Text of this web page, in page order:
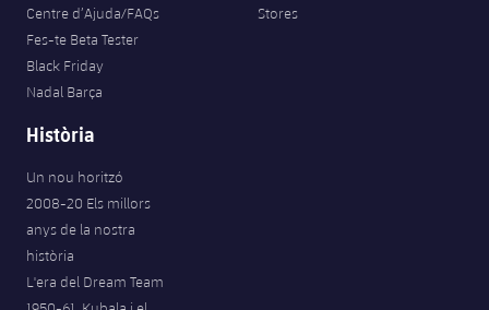
Centre d’Ajuda/FAQs
Fes-te Beta Tester
Black Friday
Nadal Barça
Stores
Història
Un nou horitzó
2008-20 Els millors
anys de la nostra
història
L'era del Dream Team